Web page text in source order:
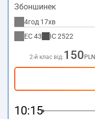
Збоншинек
4год 17хв
EC43 IC2522
2-й клас від: 150 PLN
10:15